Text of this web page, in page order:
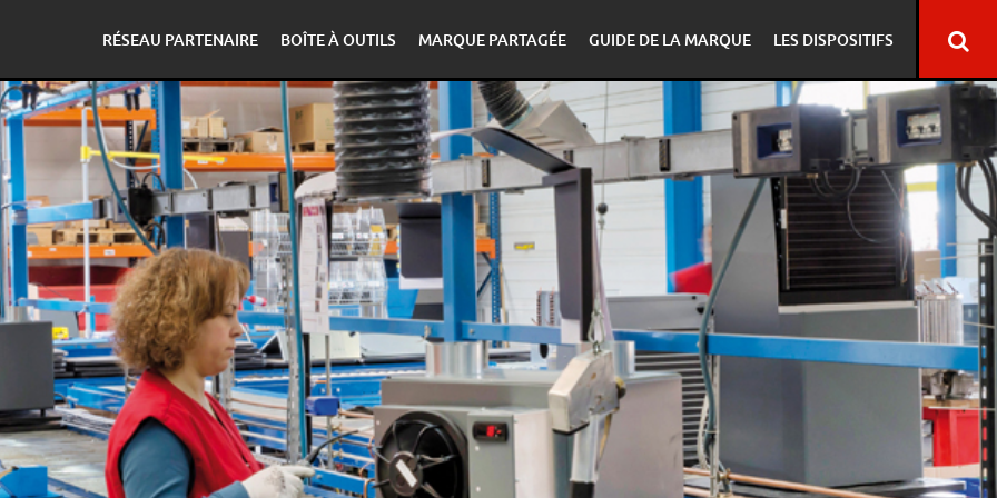
RÉSEAU PARTENAIRE BOÎTE À OUTILS MARQUE PARTAGÉE GUIDE DE LA MARQUE LES DISPOSITIFS